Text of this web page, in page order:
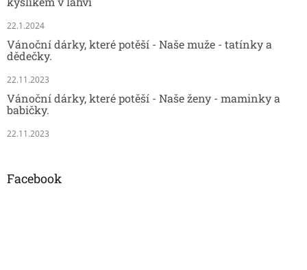
22.1.2024
Vánoční dárky, které potěší - Naše muže - tatínky a
dědečky.
22.11.2023
Vánoční dárky, které potěší - Naše ženy - maminky a
babičky.
22.11.2023
Facebook